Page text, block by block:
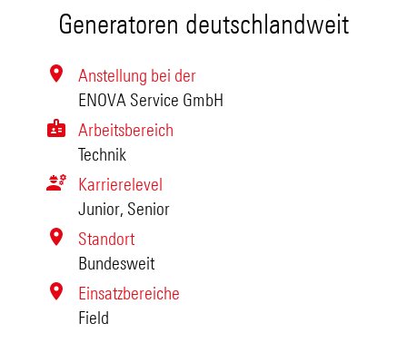
Generatoren deutschlandweit
Anstellung bei der
ENOVA Service GmbH
Arbeitsbereich
Technik
Karrierelevel
Junior, Senior
Standort
Bundesweit
Einsatzbereiche
Field